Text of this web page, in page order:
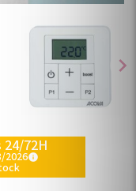
chevron_right
24/72H
2026info